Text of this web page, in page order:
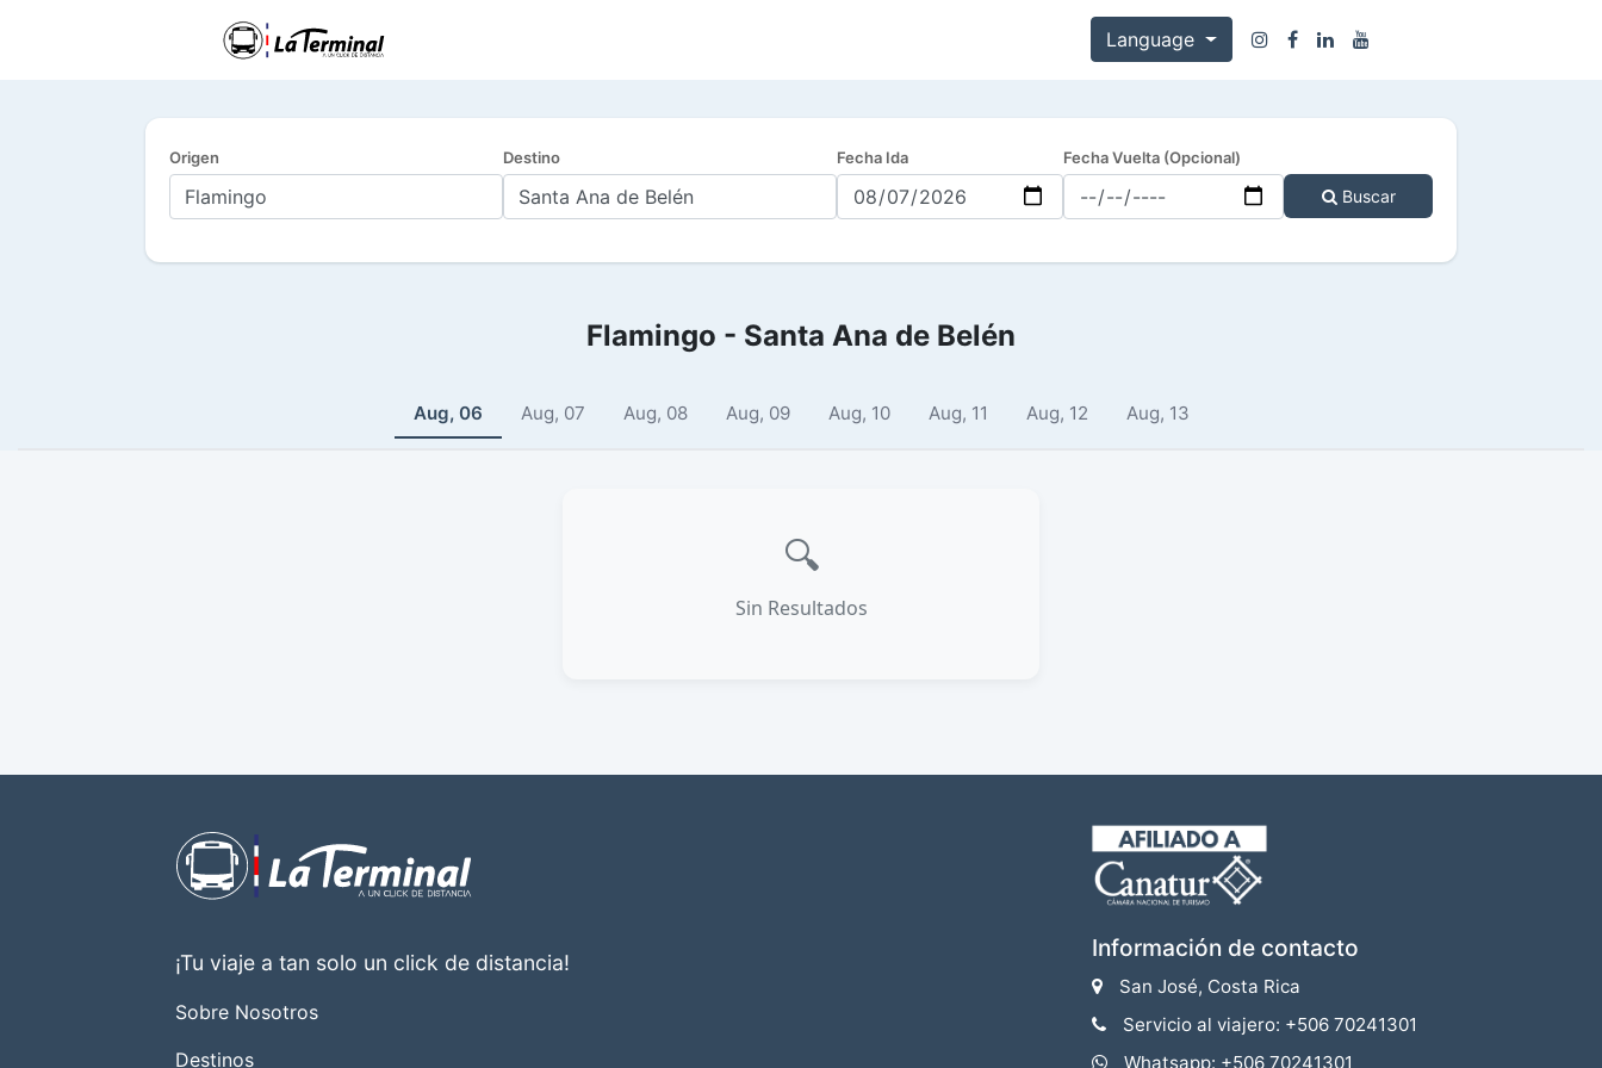
Language
Origen Destino Fecha Ida Fecha Vuelta (Opcional)
Buscar
Flamingo - Santa Ana de Belén
Aug, 06 Aug, 07 Aug, 08 Aug, 09 Aug, 10 Aug, 11 Aug, 12 Aug, 13
🔍
Sin Resultados
¡Tu viaje a tan solo un click de distancia!
Sobre Nosotros
Destinos
Información de contacto
San José, Costa Rica
Servicio al viajero: +506 70241301
Whatsapp: +506 70241301